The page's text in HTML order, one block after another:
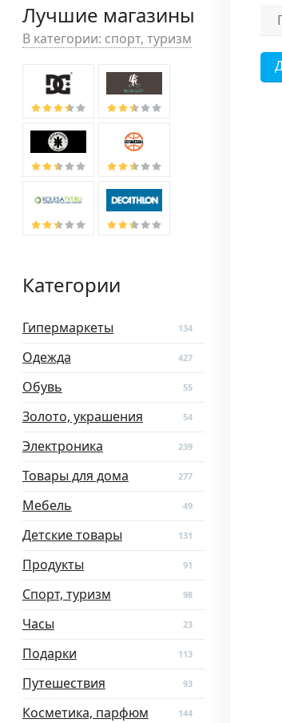
Лучшие магазины
В категории: спорт, туризм
Категории
Гипермаркеты 134
Одежда 427
Обувь 55
Золото, украшения 54
Электроника 239
Товары для дома 277
Мебель 49
Детские товары 131
Продукты 91
Спорт, туризм 98
Часы 23
Подарки 113
Путешествия 93
Косметика, парфюм 144